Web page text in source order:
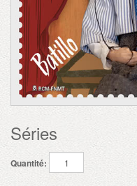
Séries
Quantité: